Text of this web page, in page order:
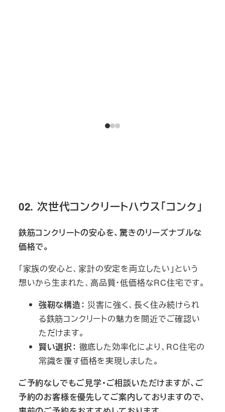
02. 次世代コンクリートハウス「コンク」
鉄筋コンクリートの安心を、驚きのリーズナブルな
価格で。
「家族の安心と、家計の安定を両立したい」という
想いから生まれた、高品質・低価格なRC住宅です。
強靭な構造： 災害に強く、長く住み続けられ
る鉄筋コンクリートの魅力を間近でご確認い
ただけます。
賢い選択： 徹底した効率化により、RC住宅の
常識を覆す価格を実現しました。
ご予約なしでもご見学・ご相談いただけますが、ご
予約のお客様を優先してご案内しておりますので、